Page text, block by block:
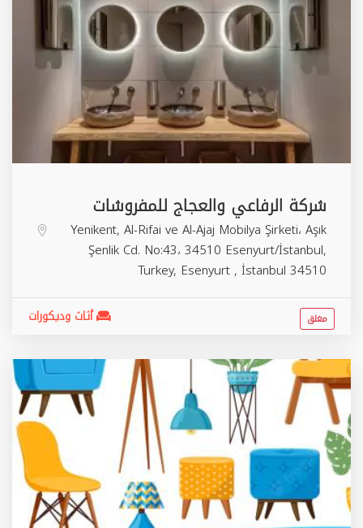
شركة الرفاعي والعجاج للمفروشات
Yenikent, Al-Rifai ve Al-Ajaj Mobilya Şirketi، Aşık
Şenlik Cd. No:43، 34510 Esenyurt/İstanbul,
Turkey, Esenyurt, İstanbul 34510
أثاث وديكورات مغلق